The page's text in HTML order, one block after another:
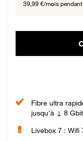
39,99 €/mois
Fibre ultra
jusqu'à ↓ 8
Livebox 7 : Wifi